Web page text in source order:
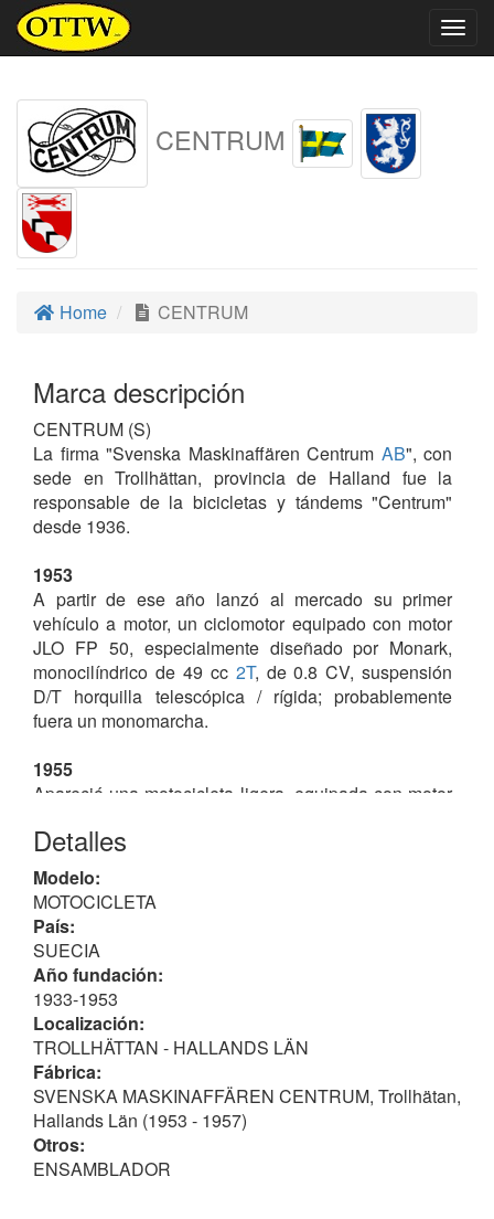
CENTRUM
Home CENTRUM
Marca descripción
CENTRUM (S)
La firma "Svenska Maskinaffären Centrum AB", con
sede en Trollhättan, provincia de Halland fue la
responsable de la bicicletas y tándems "Centrum"
desde 1936.
1953
A partir de ese año lanzó al mercado su primer
vehículo a motor, un ciclomotor equipado con motor
JLO FP 50, especialmente diseñado por Monark,
monocilíndrico de 49 cc 2T, de 0.8 CV, suspensión
D/T horquilla telescópica / rígida; probablemente
fuera un monomarcha.
1955
Apareció una motocicleta ligera, equipada con motor
marchas en un bastidor tubular con suspensión D/T
horquilla telescópica / amortiguadores telescópicos.
Poco después le siguió una
twin paralelo de 250 cc
Es probable que estos vehículos dejaran de aparecer
en el mercado unos dos años más tarde.
Curiosidades
Fue otra de lassubmarcas de la firma Monark
términos anglosajones denominaron badge
engineering
En realidad tanto el ciclomotor como las motocicletas
eran de MONARK, bautizadas con el nombre de los
almacenes "Centrum" de Trollhättan.
Detalles
Modelo:
MOTOCICLETA
País:
SUECIA
Año fundación:
1933-1953
Localización:
TROLLHÄTTAN - HALLANDS LÄN
Fábrica:
SVENSKA MASKINAFFÄREN CENTRUM, Trollhätan,
Hallands Län (1953 - 1957)
Otros:
ENSAMBLADOR